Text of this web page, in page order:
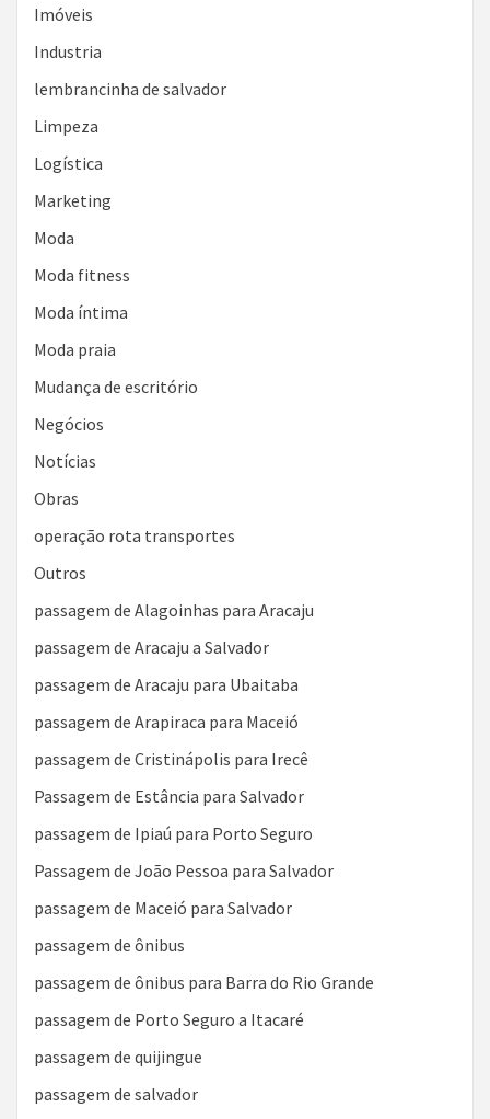
Imóveis
Industria
lembrancinha de salvador
Limpeza
Logística
Marketing
Moda
Moda fitness
Moda íntima
Moda praia
Mudança de escritório
Negócios
Notícias
Obras
operação rota transportes
Outros
passagem de Alagoinhas para Aracaju
passagem de Aracaju a Salvador
passagem de Aracaju para Ubaitaba
passagem de Arapiraca para Maceió
passagem de Cristinápolis para Irecê
Passagem de Estância para Salvador
passagem de Ipiaú para Porto Seguro
Passagem de João Pessoa para Salvador
passagem de Maceió para Salvador
passagem de ônibus
passagem de ônibus para Barra do Rio Grande
passagem de Porto Seguro a Itacaré
passagem de quijingue
passagem de salvador